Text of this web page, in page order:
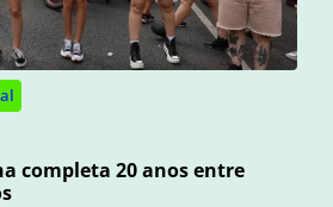
completa 20 anos entre